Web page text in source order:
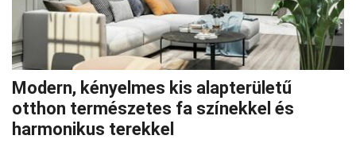
Modern, kényelmes kis alapterületű
otthon természetes fa színekkel és
harmonikus terekkel